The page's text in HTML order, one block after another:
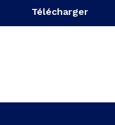
Télécharger